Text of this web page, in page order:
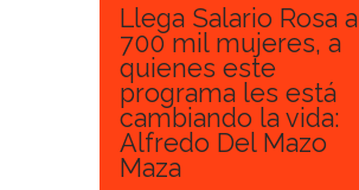
Estaciones
Eventos
Promociones
Noticias
Para ti
Llega Salario Rosa a
700 mil mujeres, a
quienes este
programa les está
cambiando la vida:
Alfredo Del Mazo
Maza